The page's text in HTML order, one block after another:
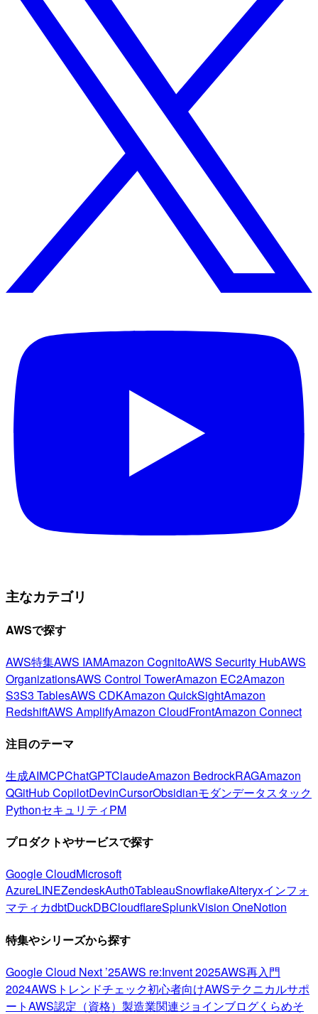
主なカテゴリ
AWSで探す
AWS特集AWS IAMAmazon CognitoAWS Security HubAWS
OrganizationsAWS Control TowerAmazon EC2Amazon
S3S3 TablesAWS CDKAmazon QuickSightAmazon
RedshiftAWS AmplifyAmazon CloudFrontAmazon Connect
注目のテーマ
生成AIMCPChatGPTClaudeAmazon BedrockRAGAmazon
QGitHub CopilotDevinCursorObsidianモダンデータスタック
PythonセキュリティPM
プロダクトやサービスで探す
Google CloudMicrosoft
AzureLINEZendeskAuth0TableauSnowflakeAlteryxインフォ
マティカdbtDuckDBCloudflareSplunkVision OneNotion
特集やシリーズから探す
Google Cloud Next ’25AWS re:Invent 2025AWS再入門
2024AWSトレンドチェック初心者向けAWSテクニカルサポ
ートAWS認定（資格） 製造業関連ジョインブログくらめそ